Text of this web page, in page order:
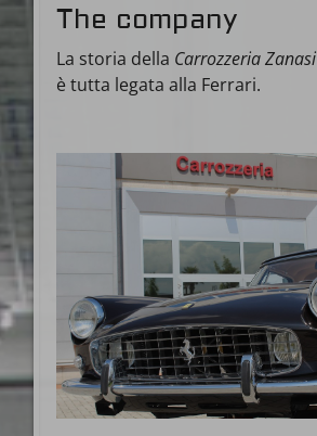
The company
La storia della Carrozzeria Zanasi
è tutta legata alla Ferrari.